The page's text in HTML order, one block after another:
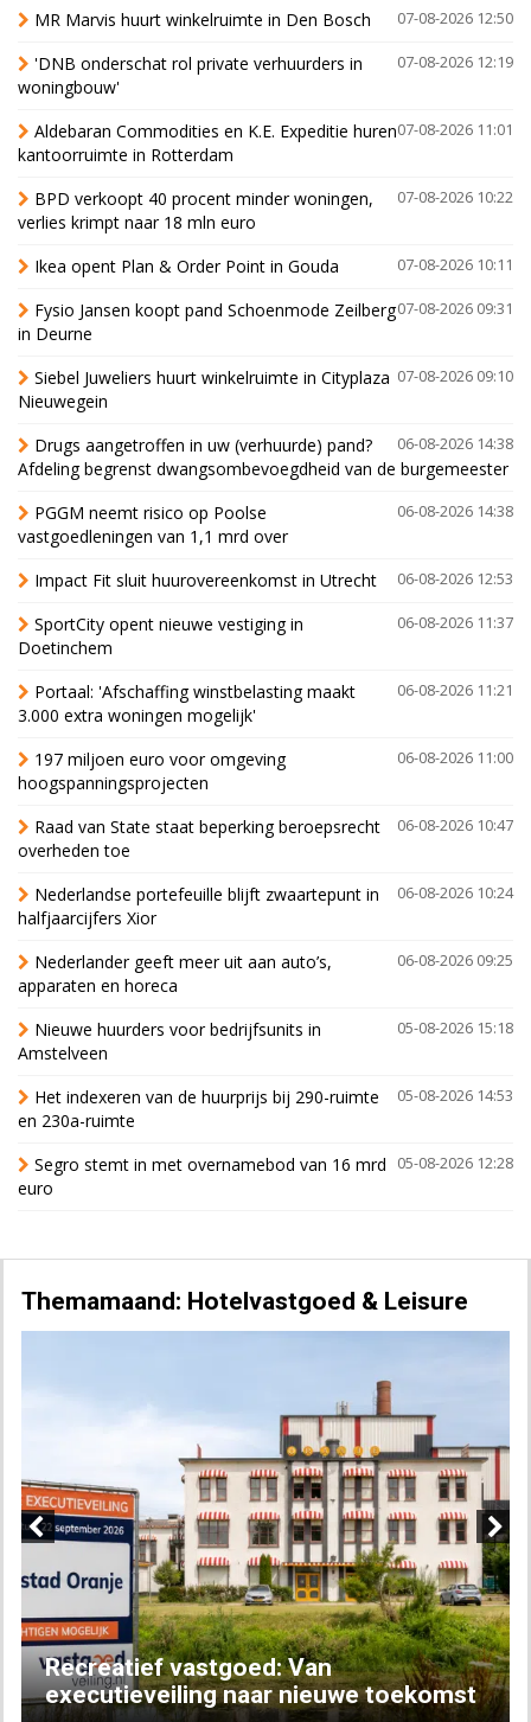
07-08-2026 12:50
MR Marvis huurt winkelruimte in Den Bosch
07-08-2026 12:19
'DNB onderschat rol private verhuurders in
woningbouw'
07-08-2026 11:01
Aldebaran Commodities en K.E. Expeditie huren
kantoorruimte in Rotterdam
07-08-2026 10:22
BPD verkoopt 40 procent minder woningen,
verlies krimpt naar 18 mln euro
07-08-2026 10:11
Ikea opent Plan & Order Point in Gouda
07-08-2026 09:31
Fysio Jansen koopt pand Schoenmode Zeilberg
in Deurne
07-08-2026 09:10
Siebel Juweliers huurt winkelruimte in Cityplaza
Nieuwegein
06-08-2026 14:38
Drugs aangetroffen in uw (verhuurde) pand?
Afdeling begrenst dwangsombevoegdheid van de burgemeester
06-08-2026 14:38
PGGM neemt risico op Poolse
vastgoedleningen van 1,1 mrd over
06-08-2026 12:53
Impact Fit sluit huurovereenkomst in Utrecht
06-08-2026 11:37
SportCity opent nieuwe vestiging in
Doetinchem
06-08-2026 11:21
Portaal: 'Afschaffing winstbelasting maakt
3.000 extra woningen mogelijk'
06-08-2026 11:00
197 miljoen euro voor omgeving
hoogspanningsprojecten
06-08-2026 10:47
Raad van State staat beperking beroepsrecht
overheden toe
06-08-2026 10:24
Nederlandse portefeuille blijft zwaartepunt in
halfjaarcijfers Xior
06-08-2026 09:25
Nederlander geeft meer uit aan auto’s,
apparaten en horeca
05-08-2026 15:18
Nieuwe huurders voor bedrijfsunits in
Amstelveen
05-08-2026 14:53
Het indexeren van de huurprijs bij 290-ruimte
en 230a-ruimte
05-08-2026 12:28
Segro stemt in met overnamebod van 16 mrd
euro
Themamaand: Hotelvastgoed & Leisure
Recreatief vastgoed: Van
executieveiling naar nieuwe toekomst
Next